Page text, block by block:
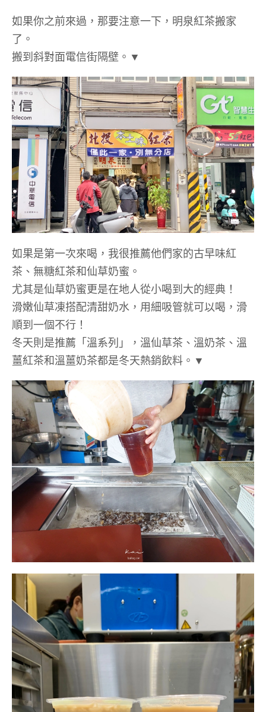
如果你之前來過，那要注意一下，明泉紅茶搬家
了。
搬到斜對面電信街隔壁。▼
如果是第一次來喝，我很推薦他們家的古早味紅
茶、無糖紅茶和仙草奶蜜。
尤其是仙草奶蜜更是在地人從小喝到大的經典！
滑嫩仙草凍搭配清甜奶水，用細吸管就可以喝，滑
順到一個不行！
冬天則是推薦「溫系列」，溫仙草茶、溫奶茶、溫
薑紅茶和溫薑奶茶都是冬天熱銷飲料。▼